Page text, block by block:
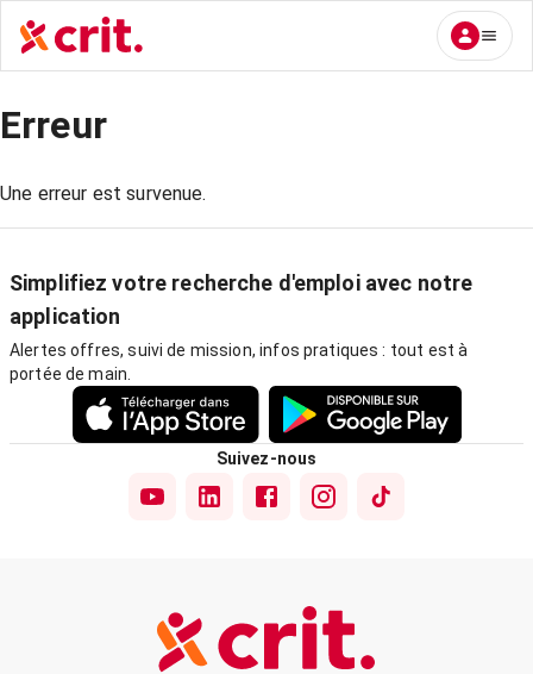
Erreur
Une erreur est survenue.
Simplifiez votre recherche d'emploi avec notre
application
Alertes offres, suivi de mission, infos pratiques : tout est à
portée de main.
Suivez-nous